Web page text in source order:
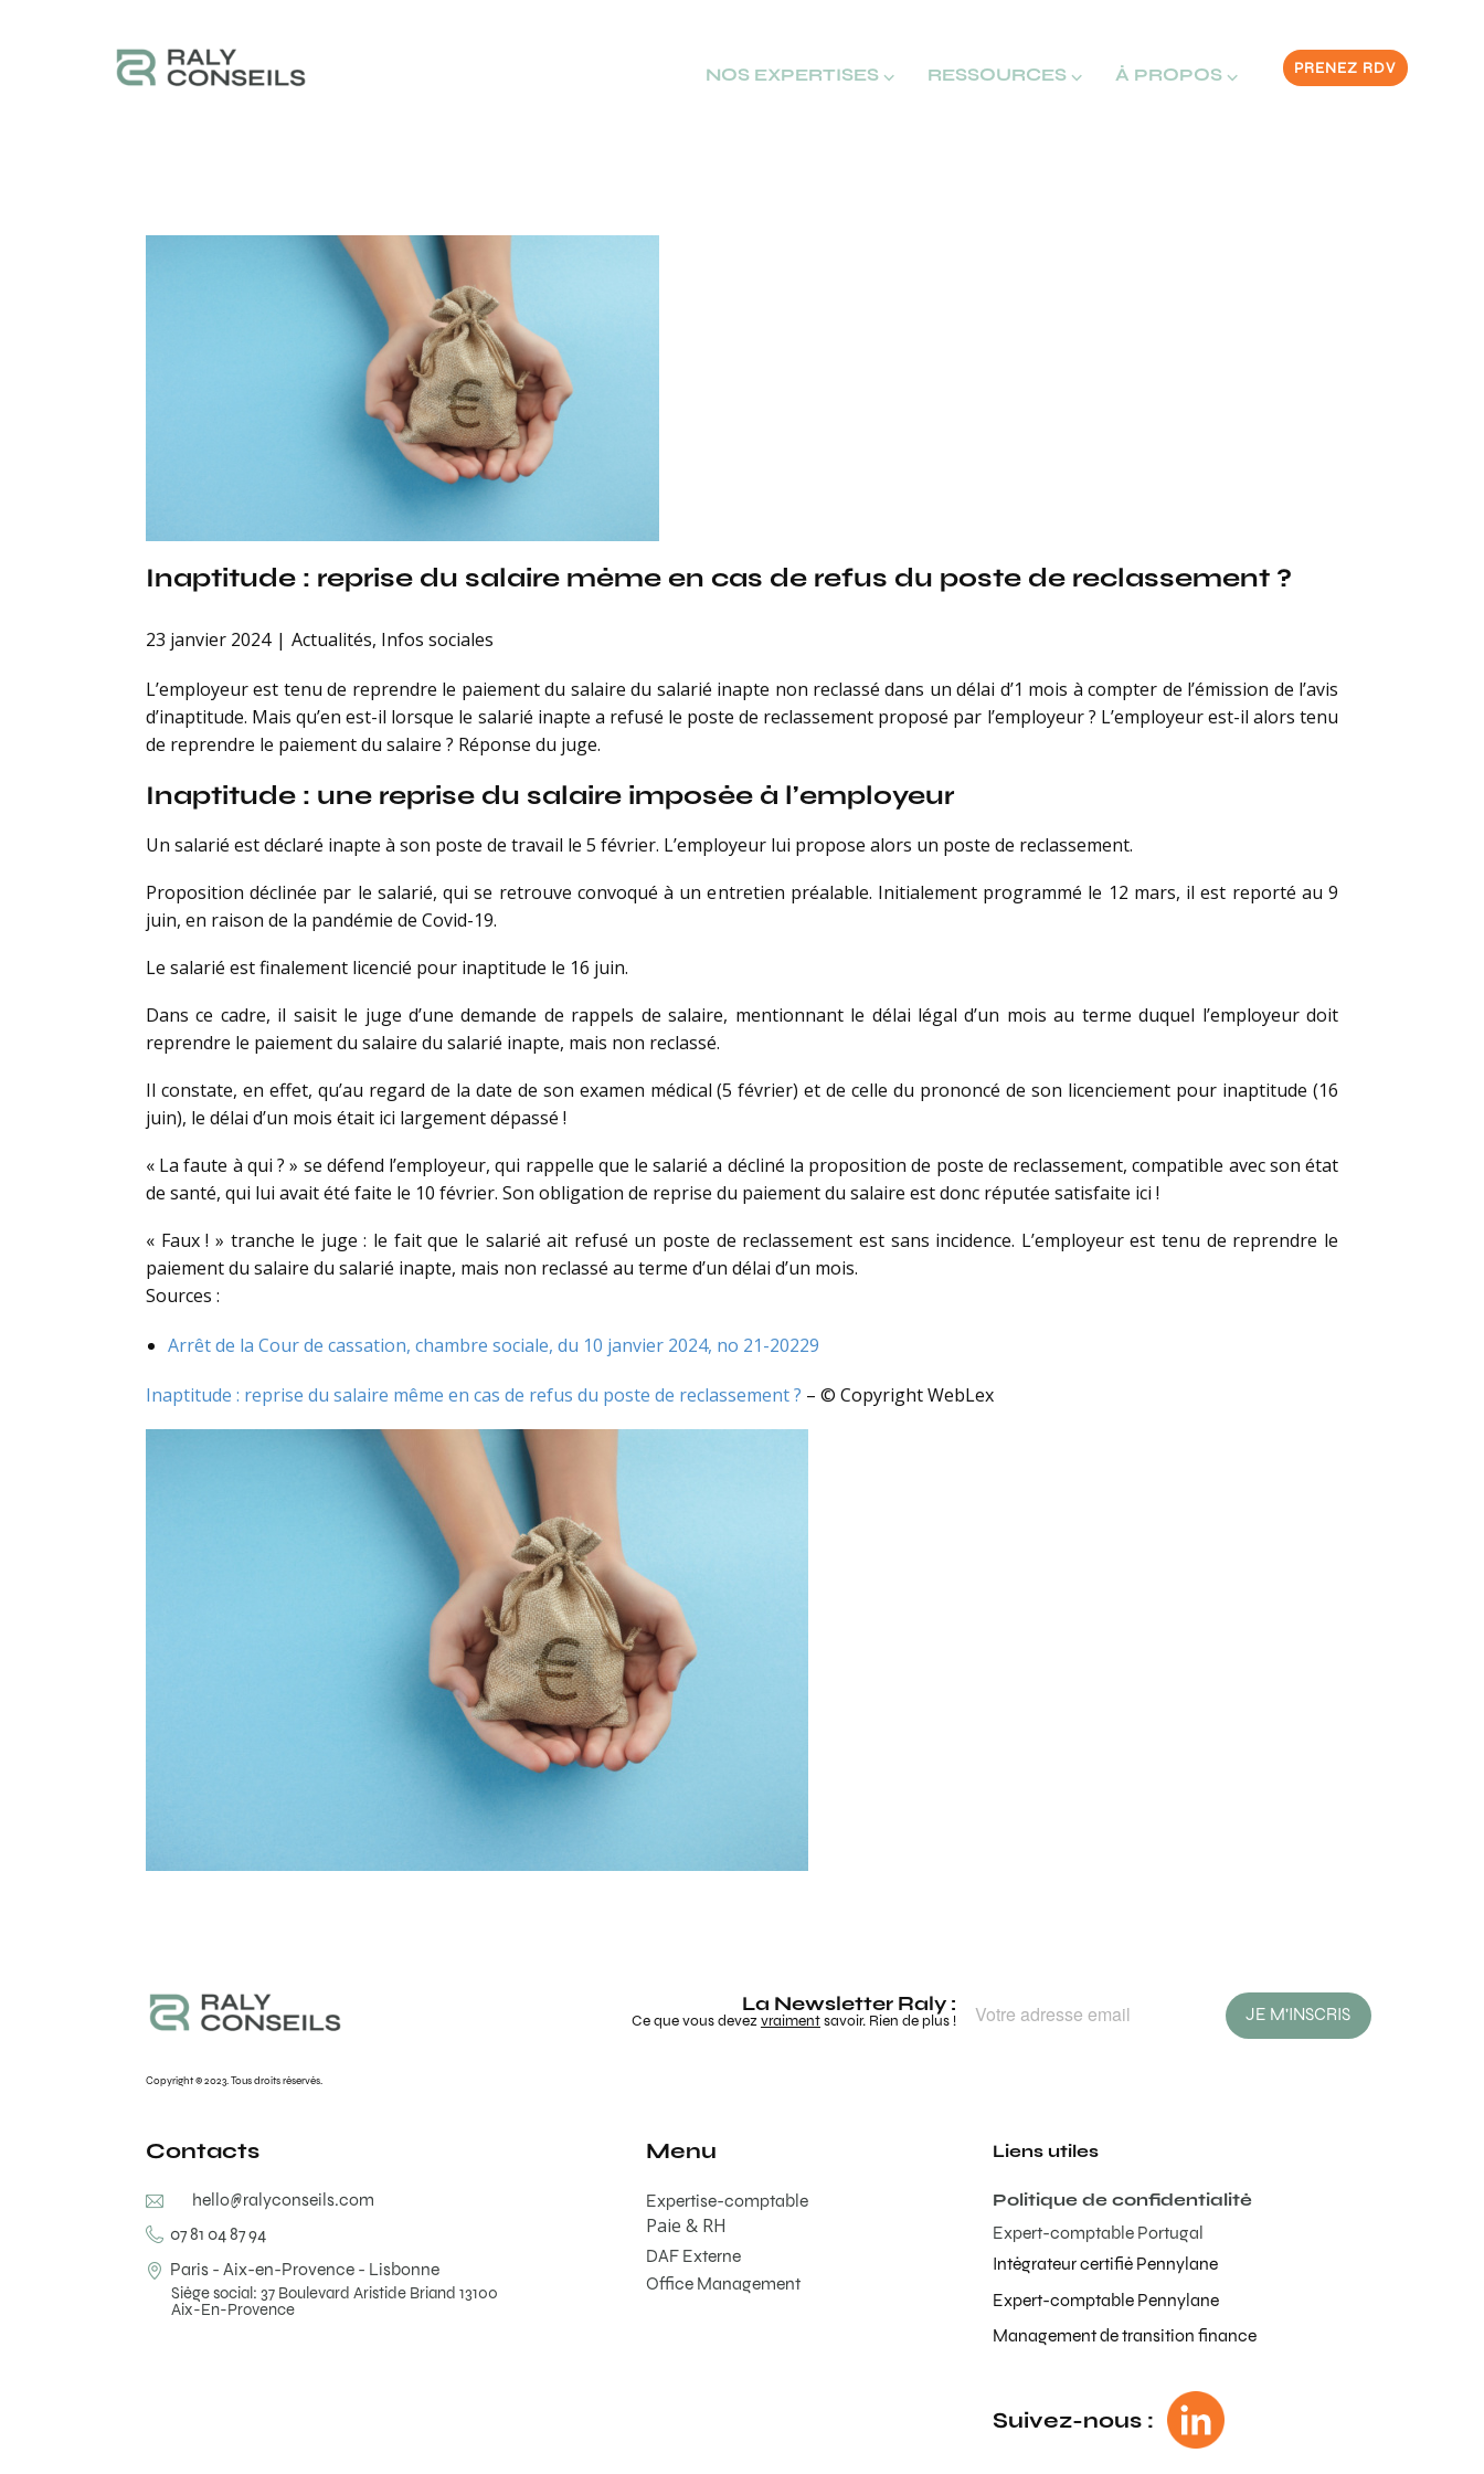
PRENEZ RDV
NOS EXPERTISES ⌵ RESSOURCES ⌵ À PROPOS ⌵
Inaptitude : reprise du salaire même en cas de refus du poste de reclassement ?
23 janvier 2024 Actualités, Infos sociales
L’employeur est tenu de reprendre le paiement du salaire du salarié inapte non reclassé dans un délai d’1 mois à compter de l’émission de l’avis
d’inaptitude. Mais qu’en est-il lorsque le salarié inapte a refusé le poste de reclassement proposé par l’employeur ? L’employeur est-il alors tenu
de reprendre le paiement du salaire ? Réponse du juge.
Inaptitude : une reprise du salaire imposée à l’employeur
Un salarié est déclaré inapte à son poste de travail le 5 février. L’employeur lui propose alors un poste de reclassement.
Proposition déclinée par le salarié, qui se retrouve convoqué à un entretien préalable. Initialement programmé le 12 mars, il est reporté au 9
juin, en raison de la pandémie de Covid-19.
Le salarié est finalement licencié pour inaptitude le 16 juin.
Dans ce cadre, il saisit le juge d’une demande de rappels de salaire, mentionnant le délai légal d’un mois au terme duquel l’employeur doit
reprendre le paiement du salaire du salarié inapte, mais non reclassé.
Il constate, en effet, qu’au regard de la date de son examen médical (5 février) et de celle du prononcé de son licenciement pour inaptitude (16
juin), le délai d’un mois était ici largement dépassé !
« La faute à qui ? » se défend l’employeur, qui rappelle que le salarié a décliné la proposition de poste de reclassement, compatible avec son état
de santé, qui lui avait été faite le 10 février. Son obligation de reprise du paiement du salaire est donc réputée satisfaite ici !
« Faux ! » tranche le juge : le fait que le salarié ait refusé un poste de reclassement est sans incidence. L’employeur est tenu de reprendre le
paiement du salaire du salarié inapte, mais non reclassé au terme d’un délai d’un mois.
Sources :
Arrêt de la Cour de cassation, chambre sociale, du 10 janvier 2024, no 21-20229
Inaptitude : reprise du salaire même en cas de refus du poste de reclassement ? – © Copyright WebLex
La Newsletter Raly :
Ce que vous devezvraimentsavoir. Rien de plus ! JE M'INSCRIS
Copyright © 2023. Tous droits réservés.
Contacts
hello@ralyconseils.com
07 81 04 87 94
Paris - Aix-en-Provence - Lisbonne
Siège social: 37 Boulevard Aristide Briand 13100
Aix-En-Provence
Menu
Expertise-comptable
DAF Externe
Office Management
Paie & RH
Liens utiles
Politique de confidentialité
Expert-comptable Portugal
Intégrateur certifié Pennylane
Expert-comptable Pennylane
Management de transition finance
Suivez-nous :